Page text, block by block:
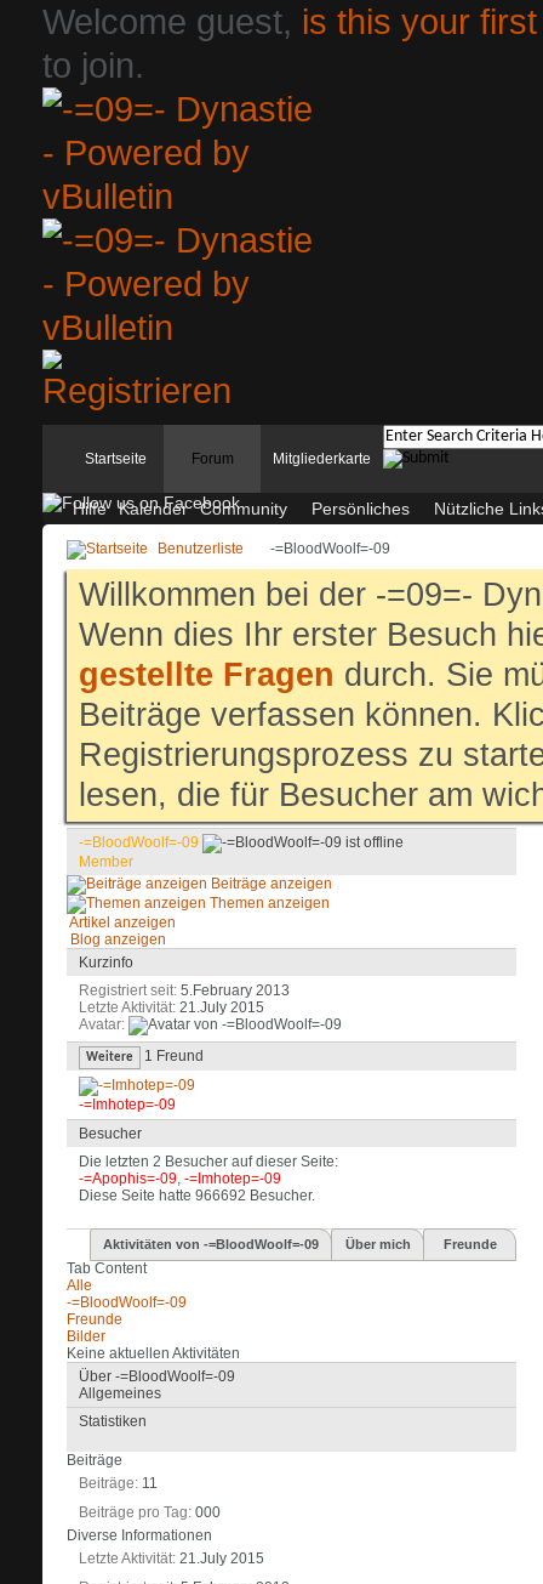
Welcome guest, is this your
to join.
Startseite Forum
Hilfe Kalender Community Persönliches Nützliche
Mitgliederkarte
Benutzerliste -=BloodWoolf=-09
Willkommen bei der -=09=-
Wenn dies Ihr erster Besuch
gestellte Fragen durch. Sie
Beiträge verfassen können.
Registrierungsprozess zu
lesen, die für Besucher am
-=BloodWoolf=-09
Member
Beiträge anzeigen
Themen anzeigen
Artikel anzeigen
Blog anzeigen
Kurzinfo
Registriert seit 5.February 2013
Letzte Aktivität 21.July 2015
Avatar
Weitere 1 Freund
-=Imhotep=-09
Besucher
Die letzten 2 Besucher auf dieser Seite:
-=Apophis=-09, -=Imhotep=-09
Diese Seite hatte 966692 Besucher.
Aktivitäten von -=BloodWoolf=-09 Über mich Freunde
Tab Content
Alle
-=BloodWoolf=-09
Freunde
Bilder
Keine aktuellen Aktivitäten
Über -=BloodWoolf=-09
Allgemeines
Statistiken
Beiträge
Beiträge 11
Beiträge pro Tag 000
Diverse Informationen
Letzte Aktivität 21.July 2015